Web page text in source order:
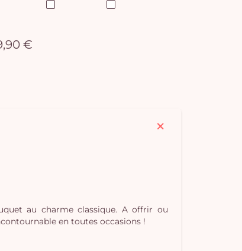
€
au charme classique. A offrir ou
en toutes occasions !